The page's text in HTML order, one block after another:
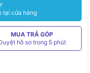
tại cửa hàng
MUA TRẢ GÓP
hồ sơ trong 5 phút